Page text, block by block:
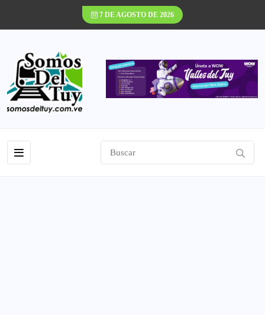
7 DE AGOSTO DE 2026